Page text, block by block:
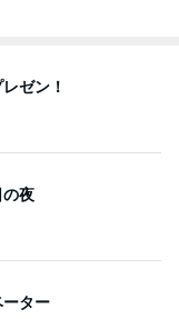
ーター
物